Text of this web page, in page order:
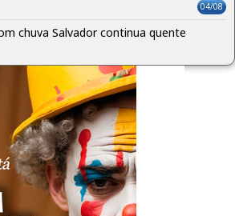
04/08
chuva Salvador continua quente